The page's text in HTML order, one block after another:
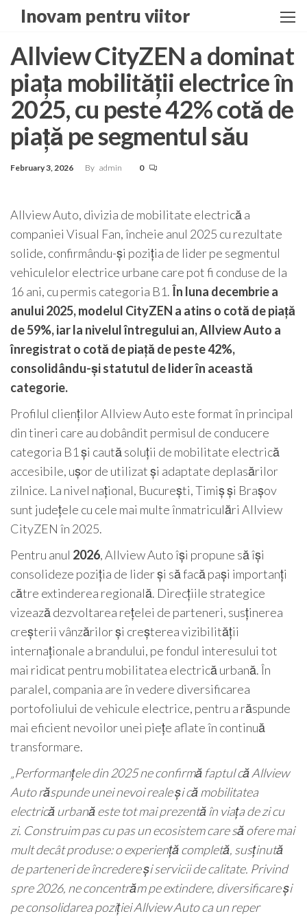
the
content
Inovam pentru viitor
Allview CityZEN a dominat
piața mobilității electrice în
2025, cu peste 42% cotă de
piață pe segmentul său
February 3, 2026 By admin 0
Allview Auto, divizia de mobilitate electrică a
companiei Visual Fan, încheie anul 2025 cu rezultate
solide, confirmându-și poziția de lider pe segmentul
vehiculelor electrice urbane care pot fi conduse de la
16 ani, cu permis categoria B1. În luna decembrie a
anului 2025, modelul CityZEN a atins o cotă de piață
de 59%, iar la nivelul întregului an, Allview Auto a
înregistrat o cotă de piață de peste 42%,
consolidându-și statutul de lider în această
categorie.
Profilul clienților Allview Auto este format în principal
din tineri care au dobândit permisul de conducere
categoria B1 și caută soluții de mobilitate electrică
accesibile, ușor de utilizat și adaptate deplasărilor
zilnice. La nivel național, București, Timiș și Brașov
sunt județele cu cele mai multe înmatriculări Allview
CityZEN în 2025.
Pentru anul 2026, Allview Auto își propune să își
consolideze poziția de lider și să facă pași importanți
către extinderea regională. Direcțiile strategice
vizează dezvoltarea rețelei de parteneri, susținerea
creșterii vânzărilor și creșterea vizibilității
internaționale a brandului, pe fondul interesului tot
mai ridicat pentru mobilitatea electrică urbană. În
paralel, compania are în vedere diversificarea
portofoliului de vehicule electrice, pentru a răspunde
mai eficient nevoilor unei piețe aflate în continuă
transformare.
„Performanțele din 2025 ne confirmă faptul că Allview
Auto răspunde unei nevoi reale și că mobilitatea
electrică urbană este tot mai prezentă în viața de zi cu
zi. Construim pas cu pas un ecosistem care să ofere mai
mult decât produse: o experiență completă, susținută
de parteneri de încredere și servicii de calitate. Privind
spre 2026, ne concentrăm pe extindere, diversificare și
pe consolidarea poziției Allview Auto ca un reper